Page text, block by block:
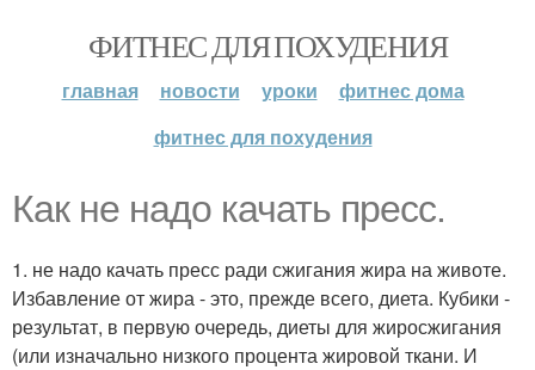
ФИТНЕС ДЛЯ ПОХУДЕНИЯ
главная новости уроки
фитнес дома
фитнес для похудения
Как не надо качать пресс.
1. не надо качать пресс ради сжигания жира на животе.
Избавление от жира - это, прежде всего, диета. Кубики -
результат, в первую очередь, диеты для жиросжигания
(или изначально низкого процента жировой ткани. И